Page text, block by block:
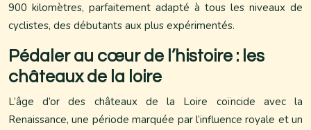
900 kilomètres, parfaitement adapté à tous les niveaux de
cyclistes, des débutants aux plus expérimentés.
Pédaler au cœur de l’histoire : les
châteaux de la loire
L’âge d’or des châteaux de la Loire coïncide avec la
Renaissance, une période marquée par l’influence royale et un